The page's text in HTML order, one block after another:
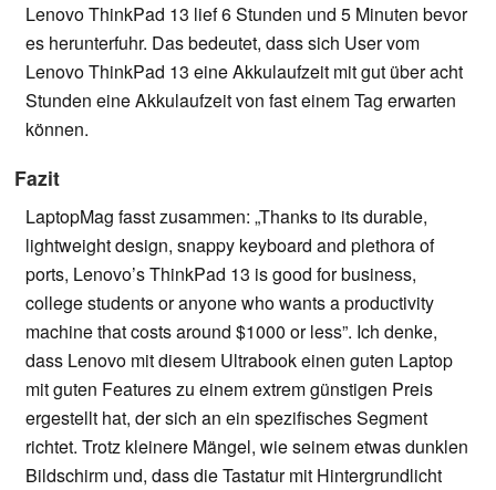
Lenovo ThinkPad 13 lief 6 Stunden und 5 Minuten bevor
es herunterfuhr. Das bedeutet, dass sich User vom
Lenovo ThinkPad 13 eine Akkulaufzeit mit gut über acht
Stunden eine Akkulaufzeit von fast einem Tag erwarten
können.
Fazit
LaptopMag fasst zusammen: „Thanks to its durable,
lightweight design, snappy keyboard and plethora of
ports, Lenovo’s ThinkPad 13 is good for business,
college students or anyone who wants a productivity
machine that costs around $1000 or less”. Ich denke,
dass Lenovo mit diesem Ultrabook einen guten Laptop
mit guten Features zu einem extrem günstigen Preis
ergestellt hat, der sich an ein spezifisches Segment
richtet. Trotz kleinere Mängel, wie seinem etwas dunklen
Bildschirm und, dass die Tastatur mit Hintergrundlicht